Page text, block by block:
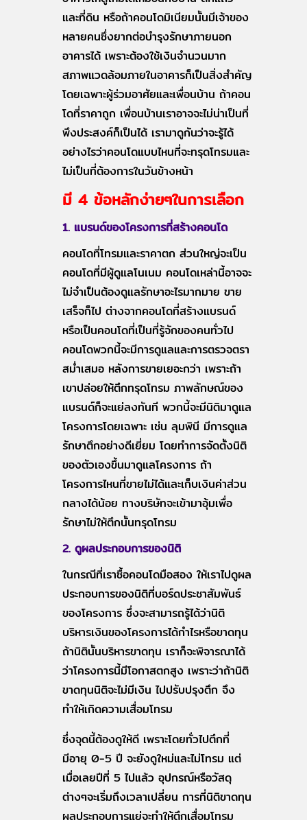
และที่ดิน หรือถ้าคอนโดมิเนียมนั้นมีเจ้าของ
หลายคนซึ่งยากต่อบำรุงรักษาภายนอก
อาคารได้ เพราะต้องใช้เงินจำนวนมาก
สภาพแวดล้อมภายในอาคารก็เป็นสิ่งสำคัญ
โดยเฉพาะผู้ร่วมอาศัยและเพื่อนบ้าน ถ้าคอน
โดที่ราคาถูก เพื่อนบ้านเราอาจจะไม่น่าเป็นที่
พึงประสงค์ก็เป็นได้ เรามาดูกันว่าจะรู้ได้
อย่างไรว่าคอนโดแบบไหนที่จะทรุดโทรมและ
ไม่เป็นที่ต้องการในวันข้างหน้า
มี 4 ข้อหลักง่ายๆในการเลือก
1. แบรนด์ของโครงการที่สร้างคอนโด
คอนโดที่โทรมและราคาตก ส่วนใหญ่จะเป็น
คอนโดที่มีผู้ดูแลโนเนม คอนโดเหล่านี้อาจจะ
ไม่จำเป็นต้องดูแลรักษาอะไรมากมาย ขาย
เสร็จก็ไป ต่างจากคอนโดที่สร้างแบรนด์
หรือเป็นคอนโดที่เป็นที่รู้จักของคนทั่วไป
คอนโดพวกนี้จะมีการดูแลและการตรวจตรา
สม่ำเสมอ หลังการขายเยอะกว่า เพราะถ้า
เขาปล่อยให้ตึกทรุดโทรม ภาพลักษณ์ของ
แบรนด์ก็จะแย่ลงทันที พวกนี้จะมีนิติมาดูแล
โครงการโดยเฉพาะ เช่น ลุมพินี มีการดูแล
รักษาตึกอย่างดีเยี่ยม โดยทำการจัดตั้งนิติ
ของตัวเองขึ้นมาดูแลโครงการ ถ้า
โครงการไหนที่ขายไม่ได้และเก็บเงินค่าส่วน
กลางได้น้อย ทางบริษัทจะเข้ามาอุ้มเพื่อ
รักษาไม่ให้ตึกนั้นทรุดโทรม
2. ดูผลประกอบการของนิติ
ในกรณีที่เราซื้อคอนโดมือสอง ให้เราไปดูผล
ประกอบการของนิติที่บอร์ดประชาสัมพันธ์
ของโครงการ ซึ่งจะสามารถรู้ได้ว่านิติ
บริหารเงินของโครงการได้กำไรหรือขาดทุน
ถ้านิตินั้นบริหารขาดทุน เราก็จะพิจารณาได้
ว่าโครงการนี้มีโอกาสตกสูง เพราะว่าถ้านิติ
ขาดทุนนิติจะไม่มีเงิน ไปปรับปรุงตึก จึง
ทำให้เกิดความเสื่อมโทรม
ซึ่งจุดนี้ต้องดูให้ดี เพราะโดยทั่วไปตึกที่
มีอายุ 0-5 ปี จะยังดูใหม่และไม่โทรม แต่
เมื่อเลยปีที่ 5 ไปแล้ว อุปกรณ์หรือวัสดุ
ต่างๆจะเริ่มถึงเวลาเปลี่ยน การที่นิติขาดทุน
ผลประกอบการแย่จะทำให้ตึกเสื่อมโทรม